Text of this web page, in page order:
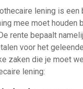
lening is een
mee moet houden
rente bepaalt
voor het
zaken die je moet
lening: